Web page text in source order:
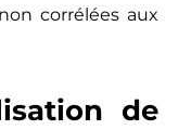
corréléеs aux
de